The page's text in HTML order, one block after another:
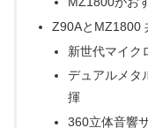
Z90AとMZ1800
新世代マイク
デュアルメタ
揮
360立体音響